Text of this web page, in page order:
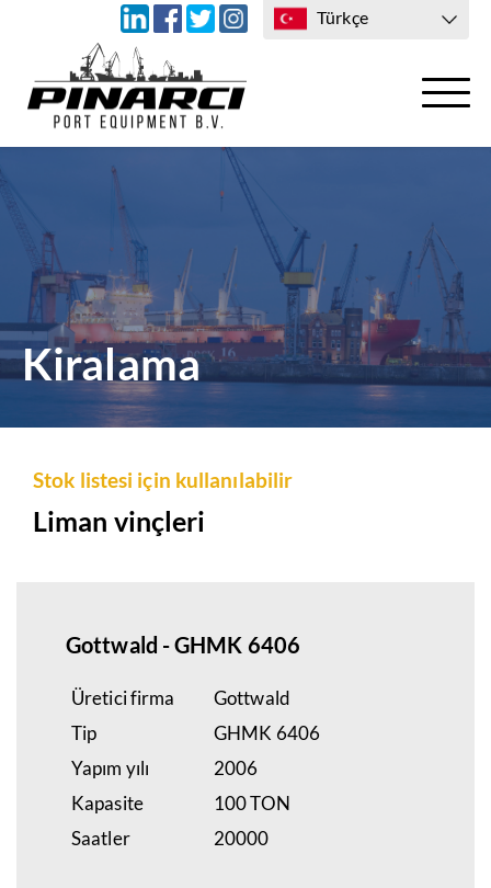
Türkçe
BIZE ULAŞIN
Kiralama
Stok listesi için kullanılabilir
Liman vinçleri
Gottwald - GHMK 6406
Üretici firma
Gottwald
Tip
GHMK 6406
Yapım yılı
2006
Kapasite
100 TON
Saatler
20000